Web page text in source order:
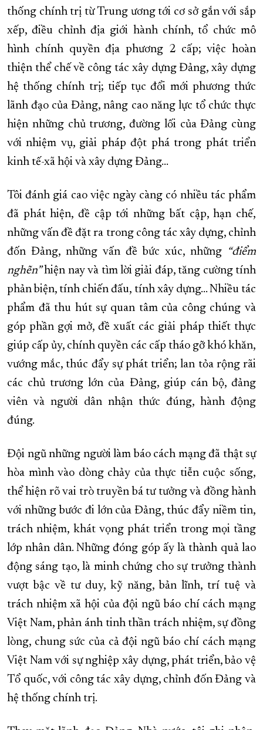
thống chính trị từ Trung ương tới cơ sở gắn với sắp
xếp, điều chỉnh địa giới hành chính, tổ chức mô
hình chính quyền địa phương 2 cấp; việc hoàn
thiện thể chế về công tác xây dựng Đảng, xây dựng
hệ thống chính trị; tiếp tục đổi mới phương thức
lãnh đạo của Đảng, nâng cao năng lực tổ chức thực
hiện những chủ trương, đường lối của Đảng cùng
với nhiệm vụ, giải pháp đột phá trong phát triển
kinh tế-xã hội và xây dựng Đảng…
Tôi đánh giá cao việc ngày càng có nhiều tác phẩm
đã phát hiện, đề cập tới những bất cập, hạn chế,
những vấn đề đặt ra trong công tác xây dựng, chỉnh
đốn Đảng, những vấn đề bức xúc, những “điểm
nghẽn”hiện nay và tìm lời giải đáp, tăng cường tính
phản biện, tính chiến đấu, tính xây dựng… Nhiều tác
phẩm đã thu hút sự quan tâm của công chúng và
góp phần gợi mở, đề xuất các giải pháp thiết thực
giúp cấp ủy, chính quyền các cấp tháo gỡ khó khăn,
vướng mắc, thúc đẩy sự phát triển; lan tỏa rộng rãi
các chủ trương lớn của Đảng, giúp cán bộ, đảng
viên và người dân nhận thức đúng, hành động
đúng.
Đội ngũ những người làm báo cách mạng đã thật sự
hòa mình vào dòng chảy của thực tiễn cuộc sống,
thể hiện rõ vai trò truyền bá tư tưởng và đồng hành
với những bước đi lớn của Đảng, thúc đẩy niềm tin,
trách nhiệm, khát vọng phát triển trong mọi tầng
lớp nhân dân. Những đóng góp ấy là thành quả lao
động sáng tạo, là minh chứng cho sự trưởng thành
vượt bậc về tư duy, kỹ năng, bản lĩnh, trí tuệ và
trách nhiệm xã hội của đội ngũ báo chí cách mạng
Việt Nam, phản ánh tinh thần trách nhiệm, sự đồng
lòng, chung sức của cả đội ngũ báo chí cách mạng
Việt Nam với sự nghiệp xây dựng, phát triển, bảo vệ
Tổ quốc, với công tác xây dựng, chỉnh đốn Đảng và
hệ thống chính trị.